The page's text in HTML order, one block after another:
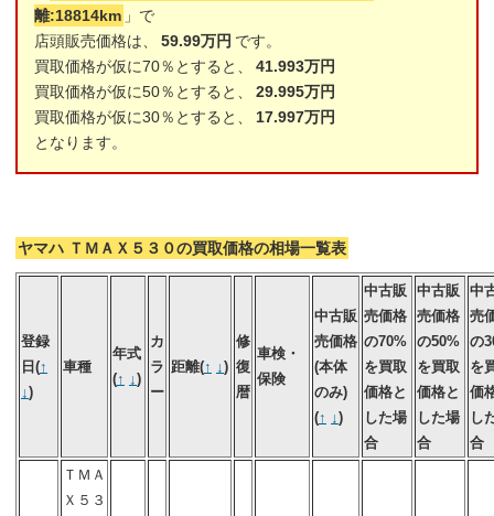
離:18814km 」で
店頭販売価格は、
59.99万円 です。
買取価格が仮に70％とすると、
41.993万円
買取価格が仮に50％とすると、
29.995万円
買取価格が仮に30％とすると、
17.997万円
となります。
ヤマハ ＴＭＡＸ５３０の買取価格の相場一覧表
登録
日(↑
↓)
車種
年式
(↑ ↓)
カ
ラ
ー
距離(↑ ↓)
修
復
暦
車検・
保険
中古販
売価格
(本体
のみ)
(↑ ↓)
中古販
売価格
の70%
を買取
価格と
した場
合
中古販
売価格
の50%
を買取
価格と
した場
合
中
売
の
を
価
し
合
ＴＭＡ
Ｘ５３